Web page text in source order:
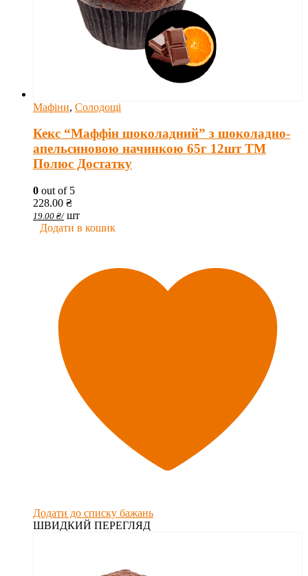
Мафіни, Солодощі
Кекс “Маффін шоколадний” з шоколадно-
апельсиновою начинкою 65г 12шт ТМ
Полюс Достатку
0 out of 5
228.00 ₴
19.00 ₴/ шт
Додати в кошик
Додати до списку бажань
ШВИДКИЙ ПЕРЕГЛЯД